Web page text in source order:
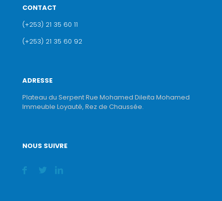
CONTACT
(+253) 21 35 60 11
(+253) 21 35 60 92
ADRESSE
Plateau du Serpent Rue Mohamed Dileita Mohamed
Immeuble Loyauté, Rez de Chaussée.
NOUS SUIVRE